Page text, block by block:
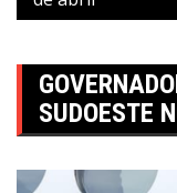
SUDOESTE